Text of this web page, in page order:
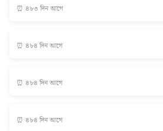
⏰ ৪৮৩ দিন আগে
⏰ ৪৮৪ দিন আগে
⏰ ৪৮৪ দিন আগে
⏰ ৪৮৪ দিন আগে